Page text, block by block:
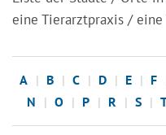
eine Tierarztpraxis /
A B C D E F
N
O P R S